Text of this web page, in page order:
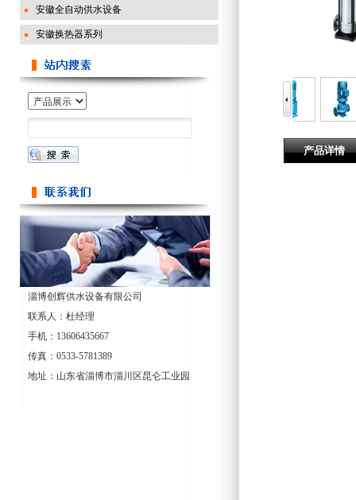
产品详情
安徽全自动供水设备
安徽换热器系列
淄博创辉供水设备有限公司
联系人：杜经理
手机：13606435667
传真：0533-5781389
地址：山东省淄博市淄川区昆仑工业园